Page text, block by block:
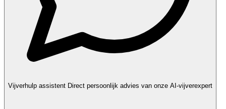
Vijverhulp assistent Direct persoonlijk advies van onze AI-vijverexpert